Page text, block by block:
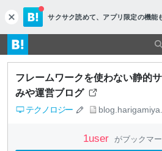
c
l
o
s
e
サクサク読めて、 アプリ限定の機能
フレームワークを使わない静的
みや運営ブログ
テクノロジー
1user がブックマ